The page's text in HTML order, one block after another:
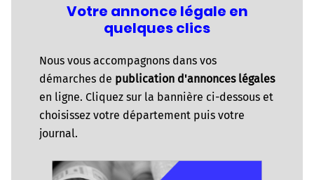
Votre annonce légale en
quelques clics
Nous vous accompagnons dans vos
démarches de publication d'annonces légales
en ligne. Cliquez sur la bannière ci-dessous et
choisissez votre département puis votre
journal.